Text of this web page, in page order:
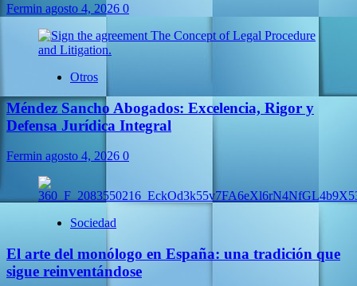
Fermin agosto 4, 2026 0
Otros
Méndez Sancho Abogados: Excelencia, Rigor y
Defensa Jurídica Integral
Fermin agosto 4, 2026 0
Sociedad
El arte del monólogo en España: una tradición que
sigue reinventándose